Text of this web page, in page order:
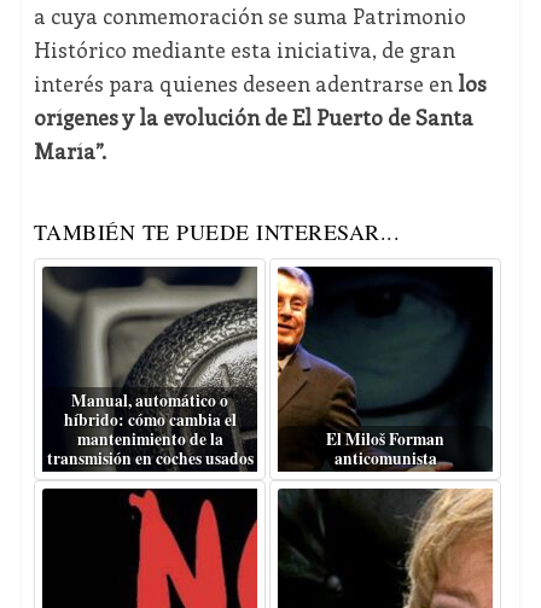
a cuya conmemoración se suma Patrimonio
Histórico mediante esta iniciativa, de gran
interés para quienes deseen adentrarse en los
orígenes y la evolución de El Puerto de Santa
María”.
TAMBIÉN TE PUEDE INTERESAR...
Manual, automático o
híbrido: cómo cambia el
mantenimiento de la
transmisión en coches usados
El Miloš Forman
anticomunista